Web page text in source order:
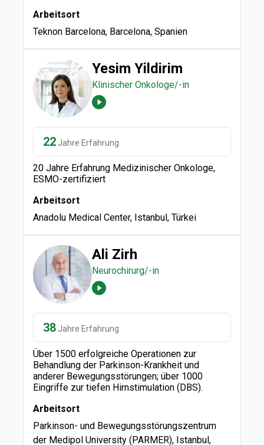
Arbeitsort
Teknon Barcelona, Barcelona, Spanien
Yesim Yildirim
Klinischer Onkologe/-in
22 Jahre Erfahrung
20 Jahre Erfahrung Medizinischer Onkologe,
ESMO-zertifiziert
Arbeitsort
Anadolu Medical Center, Istanbul, Türkei
Ali Zirh
Neurochirurg/-in
38 Jahre Erfahrung
Über 1500 erfolgreiche Operationen zur
Behandlung der Parkinson-Krankheit und
anderer Bewegungsstörungen; über 1000
Eingriffe zur tiefen Hirnstimulation (DBS).
Arbeitsort
Parkinson- und Bewegungsstörungszentrum
der Medipol University (PARMER), Istanbul,